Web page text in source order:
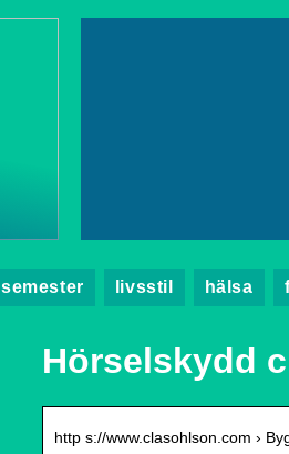
semester livsstil hälsa
Hörselskydd
http s://www.clasohlson.com ›